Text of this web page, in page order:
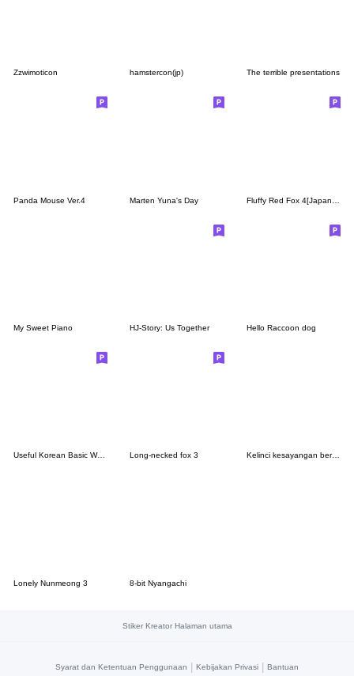
Zzwimoticon hamstercon(jp) The terrible presentations
Panda Mouse Ver.4 Marten Yuna's Day
My Sweet Piano HJ-Story: Us Together Hello Raccoon dog
Useful Korean Basic Words & Phrases Long-necked fox 3 Kelinci kesayangan berwarna krem.
Lonely Nunmeong 3 8-bit Nyangachi
Stiker Kreator Halaman utama
Syarat dan Ketentuan Penggunaan | Kebijakan Privasi | Bantuan